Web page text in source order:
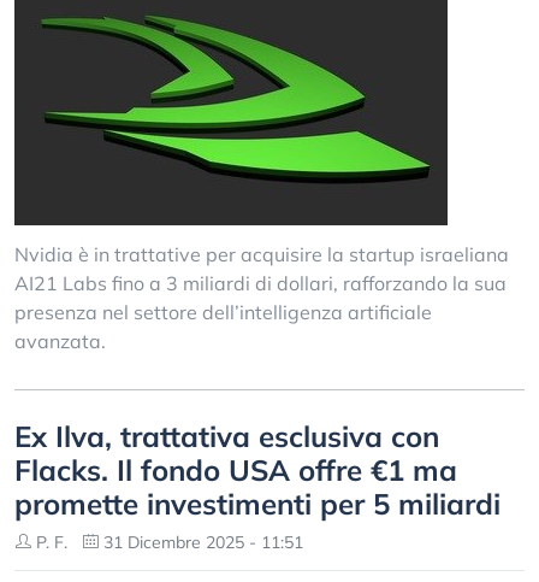
Nvidia è in trattative per acquisire la startup israeliana
AI21 Labs fino a 3 miliardi di dollari, rafforzando la sua
presenza nel settore dell’intelligenza artificiale
avanzata.
Ex Ilva, trattativa esclusiva con
Flacks. Il fondo USA offre €1 ma
promette investimenti per 5 miliardi
P. F. 31 Dicembre 2025 - 11:51